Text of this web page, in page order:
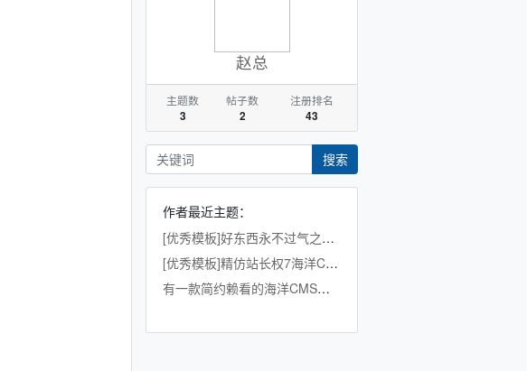
赵总
主题数
3
帖子数
2
注册排名
43
搜索
作者最近主题：
[优秀模板]好东西永不过气之优雅自适应模板
[优秀模板]精仿站长权7海洋CMS自适应模版
有一款简约赖看的海洋CMS影视站模板